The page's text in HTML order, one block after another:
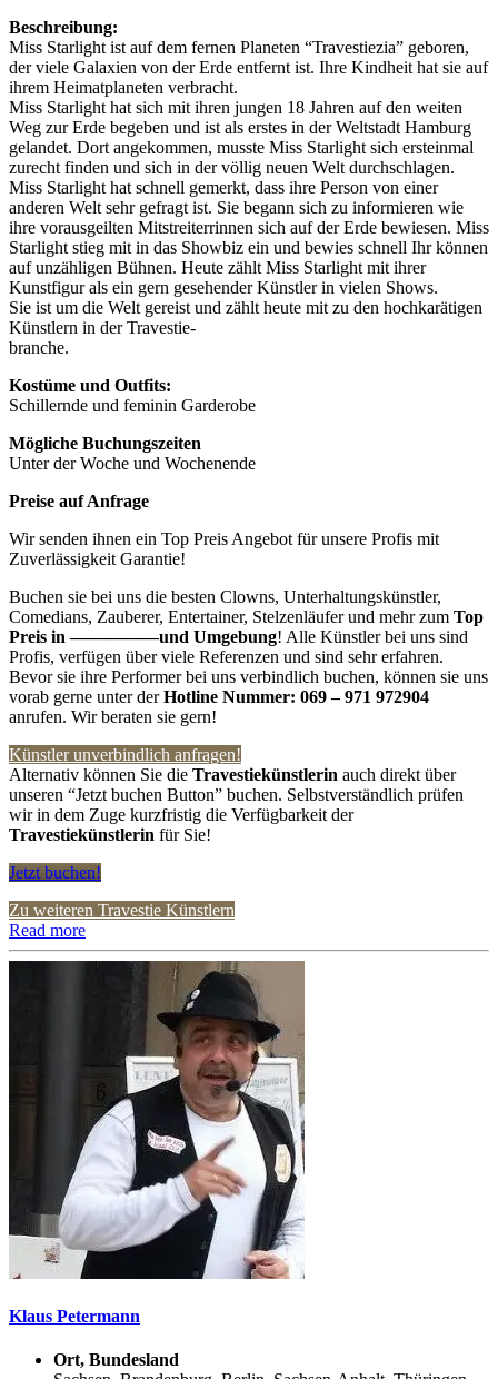
Beschreibung:
Miss Starlight ist auf dem fernen Planeten “Travestiezia” geboren,
der viele Galaxien von der Erde entfernt ist. Ihre Kindheit hat sie auf
ihrem Heimatplaneten verbracht.
Miss Starlight hat sich mit ihren jungen 18 Jahren auf den weiten
Weg zur Erde begeben und ist als erstes in der Weltstadt Hamburg
gelandet. Dort angekommen, musste Miss Starlight sich ersteinmal
zurecht finden und sich in der völlig neuen Welt durchschlagen.
Miss Starlight hat schnell gemerkt, dass ihre Person von einer
anderen Welt sehr gefragt ist. Sie begann sich zu informieren wie
ihre vorausgeilten Mitstreiterrinnen sich auf der Erde bewiesen. Miss
Starlight stieg mit in das Showbiz ein und bewies schnell Ihr können
auf unzähligen Bühnen. Heute zählt Miss Starlight mit ihrer
Kunstfigur als ein gern gesehender Künstler in vielen Shows.
Sie ist um die Welt gereist und zählt heute mit zu den hochkarätigen
Künstlern in der Travestie-
branche.
Kostüme und Outfits:
Schillernde und feminin Garderobe
Mögliche Buchungszeiten
Unter der Woche und Wochenende
Preise auf Anfrage
Wir senden ihnen ein Top Preis Angebot für unsere Profis mit
Zuverlässigkeit Garantie!
Buchen sie bei uns die besten Clowns, Unterhaltungskünstler,
Comedians, Zauberer, Entertainer, Stelzenläufer und mehr zum Top
Preis in —————und Umgebung! Alle Künstler bei uns sind
Profis, verfügen über viele Referenzen und sind sehr erfahren.
Bevor sie ihre Performer bei uns verbindlich buchen, können sie uns
vorab gerne unter derHotline Nummer: 069 – 971 972904
anrufen. Wir beraten sie gern!
Künstler unverbindlich anfragen!
Alternativ können Sie die Travestiekünstlerin auch direkt über
unseren “Jetzt buchen Button” buchen. Selbstverständlich prüfen
wir in dem Zuge kurzfristig die Verfügbarkeit der
Travestiekünstlerin für Sie!
Jetzt buchen!
Zu weiteren Travestie Künstlern
Read more
Klaus Petermann
Ort, Bundesland